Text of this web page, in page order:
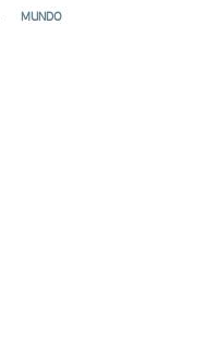
MUNDO